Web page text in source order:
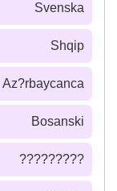
Svenska
Shqip
Az?rbaycanca
Bosanski
?????????